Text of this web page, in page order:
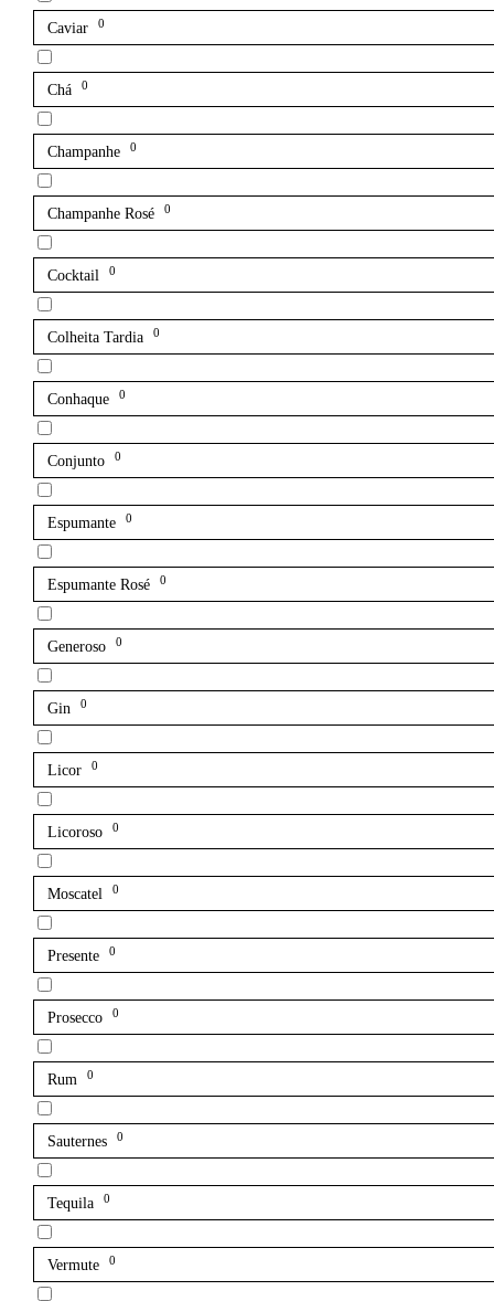
Caviar 0
Chá 0
Champanhe 0
Champanhe Rosé 0
Cocktail 0
Colheita Tardia 0
Conhaque 0
Conjunto 0
Espumante 0
Espumante Rosé 0
Generoso 0
Gin 0
Licor 0
Licoroso 0
Moscatel 0
Presente 0
Prosecco 0
Rum 0
Sauternes 0
Tequila 0
Vermute 0